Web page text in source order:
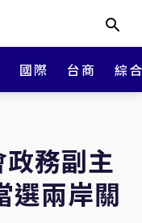
國際 台商 綜
務副主
選兩岸關